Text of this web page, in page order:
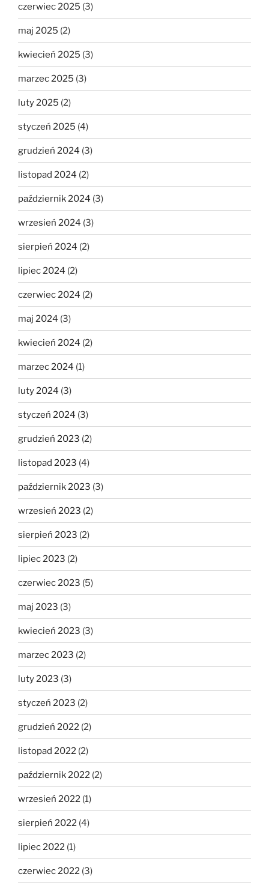
czerwiec 2025 (3)
maj 2025 (2)
kwiecień 2025 (3)
marzec 2025 (3)
luty 2025 (2)
styczeń 2025 (4)
grudzień 2024 (3)
listopad 2024 (2)
październik 2024 (3)
wrzesień 2024 (3)
sierpień 2024 (2)
lipiec 2024 (2)
czerwiec 2024 (2)
maj 2024 (3)
kwiecień 2024 (2)
marzec 2024 (1)
luty 2024 (3)
styczeń 2024 (3)
grudzień 2023 (2)
listopad 2023 (4)
październik 2023 (3)
wrzesień 2023 (2)
sierpień 2023 (2)
lipiec 2023 (2)
czerwiec 2023 (5)
maj 2023 (3)
kwiecień 2023 (3)
marzec 2023 (2)
luty 2023 (3)
styczeń 2023 (2)
grudzień 2022 (2)
listopad 2022 (2)
październik 2022 (2)
wrzesień 2022 (1)
sierpień 2022 (4)
lipiec 2022 (1)
czerwiec 2022 (3)